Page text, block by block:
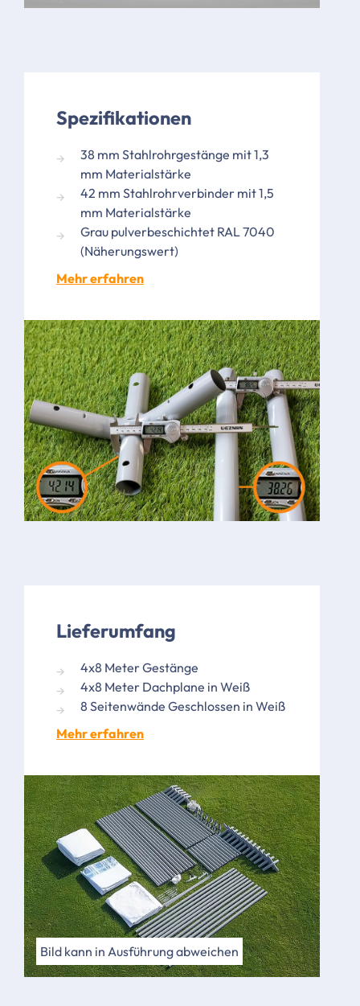
Spezifikationen
38 mm Stahlrohrgestänge mit 1,3
mm Materialstärke
42 mm Stahlrohrverbinder mit 1,5
mm Materialstärke
Grau pulverbeschichtet RAL 7040
(Näherungswert)
Mehr erfahren
Lieferumfang
4x8 Meter Gestänge
4x8 Meter Dachplane in Weiß
8 Seitenwände Geschlossen in Weiß
Mehr erfahren
Bild kann in Ausführung abweichen